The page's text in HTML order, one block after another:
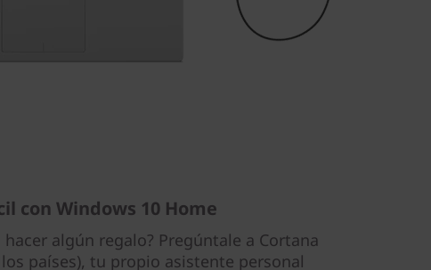
con Windows 10 Home
algún regalo? Pregúntale a Cortana
países), tu propio asistente personal